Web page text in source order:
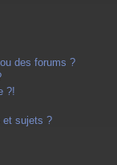
des forums ?
?!
et sujets ?